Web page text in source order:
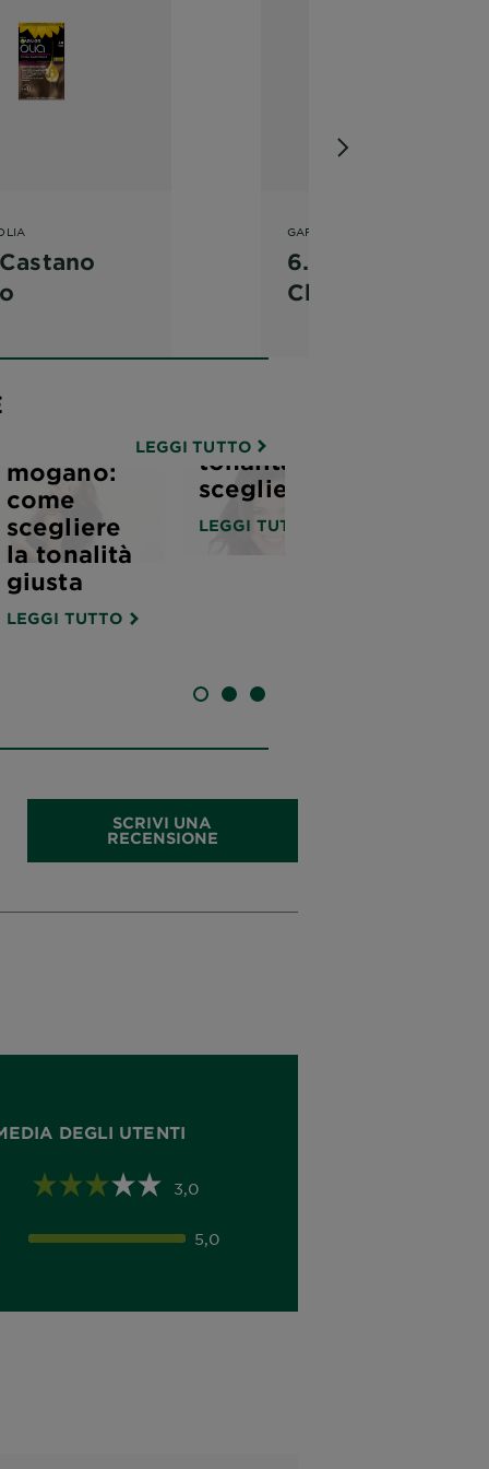
GARNIER OLIA
6.3 - Castano
Chiaro Dorato
LEGGI TUTTO
mogano:
come
scegliere
la tonalità
giusta
LEGGI TUTTO
quale
tonalità
scegliere?
LEGGI TUTTO
SLIDE 1
SLIDE 2SLIDE 3
SCRIVI UNA
RECENSIONE
DEGLI UTENTI
3,0
5,0